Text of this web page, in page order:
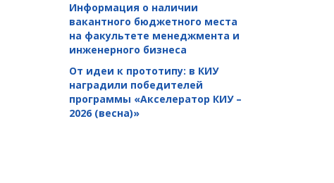
Информация о наличии
вакантного бюджетного места
на факультете менеджмента и
инженерного бизнеса
От идеи к прототипу: в КИУ
наградили победителей
программы «Акселератор КИУ –
2026 (весна)»